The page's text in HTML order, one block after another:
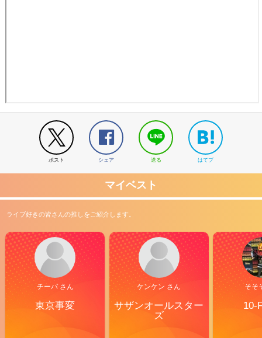
ポスト シェア 送る はてブ
マイベスト
ライブ好きの皆さんの推しをご紹介します。
チーバ さん
東京事変
ケンケン さん
サザンオールスター
ズ
そそ
10-